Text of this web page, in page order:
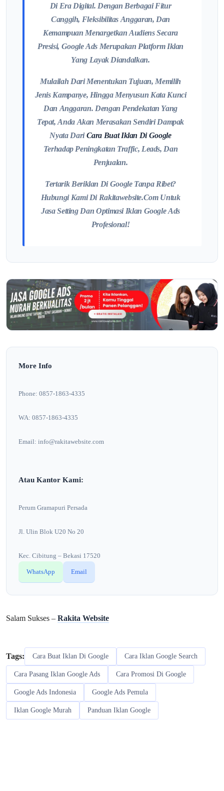
Di Era Digital. Dengan Berbagai Fitur
Canggih, Fleksibilitas Anggaran, Dan
Kemampuan Menargetkan Audiens Secara
Presisi, Google Ads Merupakan Platform Iklan
Yang Layak Diandalkan.
Mulailah Dari Menentukan Tujuan, Memilih
Jenis Kampanye, Hingga Menyusun Kata Kunci
Dan Anggaran. Dengan Pendekatan Yang
Tepat, Anda Akan Merasakan Sendiri Dampak
Nyata DariCara Buat Iklan Di Google
Terhadap Peningkatan Traffic, Leads, Dan
Penjualan.
Tertarik Beriklan Di Google Tanpa Ribet?
Hubungi Kami Di Rakitawebsite.com Untuk
Jasa Setting Dan Optimasi Iklan Google Ads
Profesional!
More Info
Phone: 0857-1863-4335
WA: 0857-1863-4335
Email: info@rakitawebsite.com
Atau Kantor Kami:
Perum Gramapuri Persada
Jl. Ulin Blok U20 No 20
Kec. Cibitung – Bekasi 17520
WhatsApp Email
Salam Sukses – Rakita Website
Tags: Cara Buat Iklan Di Google Cara Iklan Google Search
Cara Pasang Iklan Google Ads Cara Promosi Di Google
Google Ads Indonesia Google Ads Pemula
Iklan Google Murah Panduan Iklan Google